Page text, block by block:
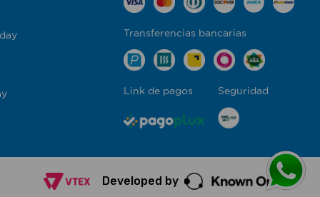
Transferencias bancarias
Link de pagos Seguridad